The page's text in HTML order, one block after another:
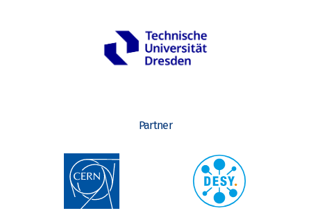
Partner